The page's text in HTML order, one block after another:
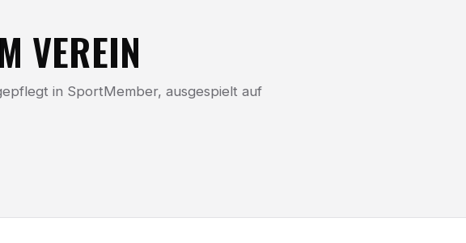
VEREIN
in SportMember, ausgespielt auf